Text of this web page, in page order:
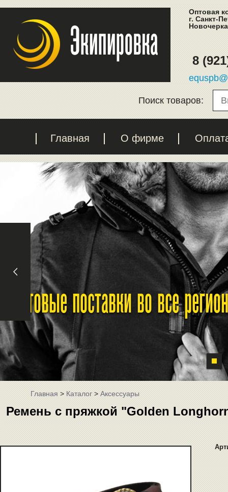
Оптовая
г. Санкт-
8
Поиск товаров:
Главная О фирме
Оптовые поставки во все
Главная>Каталог>Аксессуары
Ремень с пряжкой "Golden